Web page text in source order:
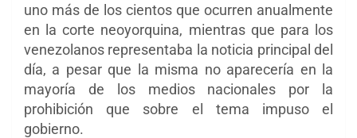
uno más de los cientos que ocurren anualmente
en la corte neoyorquina, mientras que para los
venezolanos representaba la noticia principal del
día, a pesar que la misma no aparecería en la
mayoría de los medios nacionales por la
prohibición que sobre el tema impuso el
gobierno.